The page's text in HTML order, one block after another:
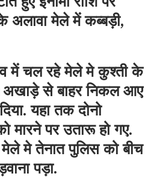
अलावा मेले में कब्बड़ी,
में चल रहे मेले मे कुश्ती के
अखाड़े से बाहर निकल आए
यहा तक दोनो
मारने पर उतारू हो गए.
मे तेनात पुलिस को बीच
पड़ा.